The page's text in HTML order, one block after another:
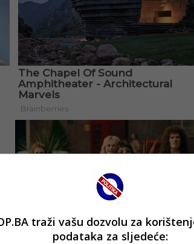
traži vašu dozvolu za
podataka za sljedeće: